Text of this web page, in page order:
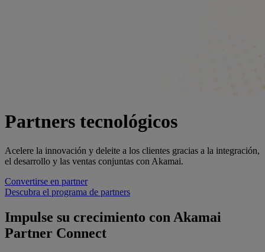
Partners tecnológicos
Acelere la innovación y deleite a los clientes gracias a la integración,
el desarrollo y las ventas conjuntas con Akamai.
Convertirse en partner
Descubra el programa de partners
Impulse su crecimiento con Akamai
Partner Connect